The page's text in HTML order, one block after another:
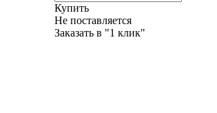
Купить
Не поставляется
Заказать в "1 клик"